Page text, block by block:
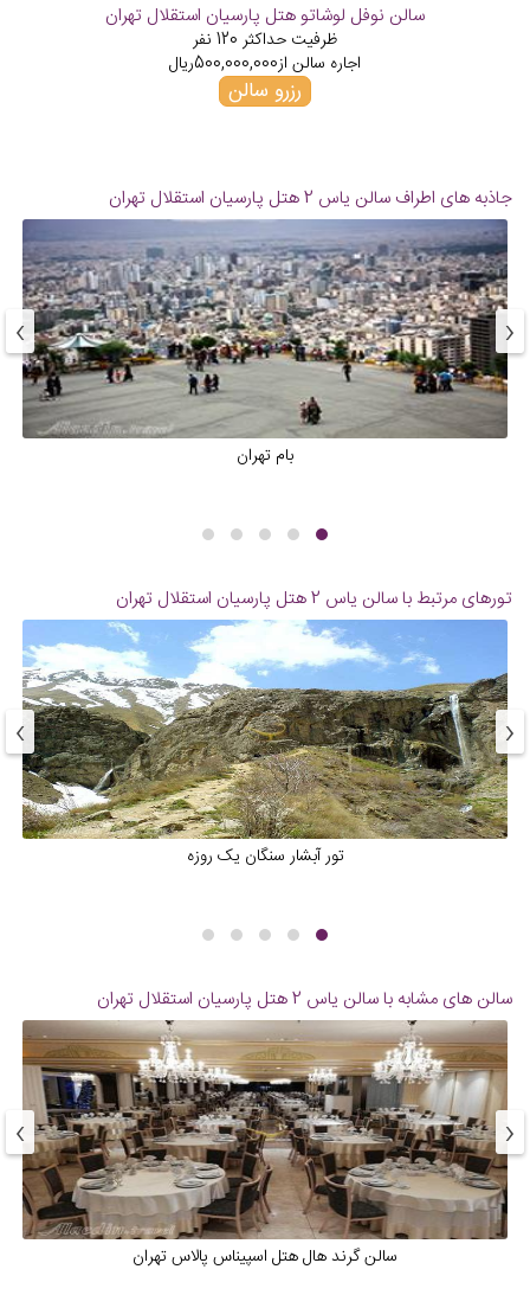
سالن نوفل لوشاتو هتل پارسیان استقلال تهران
ظرفیت حداکثر 120 نفر
اجاره سالن از500,000,000ریال
رزرو سالن
جاذبه های اطراف سالن یاس 2 هتل پارسیان استقلال تهران
بام تهران
‹
›
تورهای مرتبط با سالن یاس 2 هتل پارسیان استقلال تهران
تور آبشار سنگان یک روزه
‹
›
سالن های مشابه با سالن یاس 2 هتل پارسیان استقلال تهران
سالن گرند هال هتل اسپیناس پالاس تهران
‹
›